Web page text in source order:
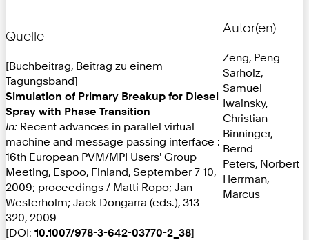
Quelle
[Buchbeitrag, Beitrag zu einem
Tagungsband]
Simulation of Primary Breakup for Diesel
Spray with Phase Transition
In: Recent advances in parallel virtual
machine and message passing interface :
16th European PVM/MPI Users' Group
Meeting, Espoo, Finland, September 7-10,
2009; proceedings / Matti Ropo; Jan
Westerholm; Jack Dongarra (eds.), 313-
320, 2009
[DOI: 10.1007/978-3-642-03770-2_38]
Autor(en)
Zeng, Peng
Sarholz,
Samuel
Iwainsky,
Christian
Binninger,
Bernd
Peters, Norbert
Herrman,
Marcus